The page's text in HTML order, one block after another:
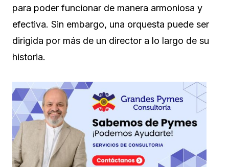
para poder funcionar de manera armoniosa y
efectiva. Sin embargo, una orquesta puede ser
dirigida por más de un director a lo largo de su
historia.